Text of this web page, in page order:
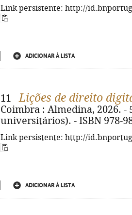
Link persistente: http://
ADICIONAR À LISTA
11 -Lições de direito
Coimbra : Almedina, 2026. -
universitários). - ISBN 978-
Link persistente: http://
ADICIONAR À LISTA